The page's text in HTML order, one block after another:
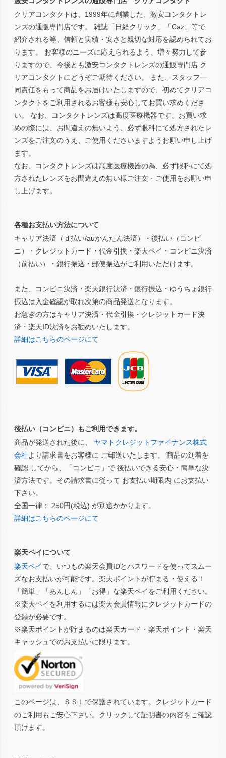
クリアコンタクトは、1999年に創業した、激安コンタクトレ
ンズの通販専門店です。 雑誌「日経クリック」「Caz」等で
紹介される等、信頼と実績・安さと親切な対応を認められてお
ります。 お客様のニーズに応えられるよう、増々努力して参
りますので、今後とも激安コンタクトレンズの通販専門店 ク
リアコンタクトにどうぞご期待ください。 また、スタッフ一
同責任をもって商品をお届けいたしますので、初めてクリアコ
ンタクトをご利用されるお客様も安心してお買い求めくださ
い。 なお、コンタクトレンズは高度医療機器です。お買い求
めの際には、お間違えの無いよう、必ず眼科にて処方されたレ
ンズをご注文のうえ、ご使用くださいますようお願い申し上げ
ます。
なお、コンタクトレンズは高度医療機器の為、必ず眼科にて処
方されたレンズをお間違えの無い様ご注文・ご使用をお願い申
し上げます。
各種お支払い方法について
キャリア決済（ｄ払い/auかんたん決済）・後払い（コンビ
ニ）・クレジットカード・代金引換・楽天ペイ・コンビニ決済
（前払い）・銀行振込・郵便振込がご利用いただけます。
また、コンビニ決済・楽天銀行決済・銀行振込・ゆうちょ銀行
振込は入金確認が取れ次第の商品発送となります。
お急ぎの方はキャリア決済・代金引換・クレジットカード決
済・楽天ID決済をお勧めいたします。
詳細はこちらのページにて
後払い（コンビニ）もご利用できます。
商品が発送された後に、 ヤマトクレジットファイナンス株式
会社より請求書をお客様に ご郵送いたします。 商品の到着を
確認 してから、「コンビニ」で 後払いできる安心・簡単な決
済方法です。その請求書に従って お支払い期限内 にお支払い
下さい。
全国一律： 250円(税込) が別途かかります。
詳細はこちらのページにて
楽天ペイについて
楽天ペイで、いつもの楽天会員IDとパスワードを使ってスムー
ズなお支払いが可能です。楽天ポイントが貯まる・使える！
「簡単」「あんしん」「お得」な楽天ペイをご利用ください。
※楽天ペイを利用するには楽天会員情報にクレジットカードの
登録が必要です。
※楽天ポイントが貯まるのは楽天カード・楽天ポイント・楽天
キャッシュでのお支払いに限ります。
このページは、ＳＳＬで保護されています。クレジットカード
のご利用もご安心下さい。クリックして証明書の内容をご確認
頂けます。